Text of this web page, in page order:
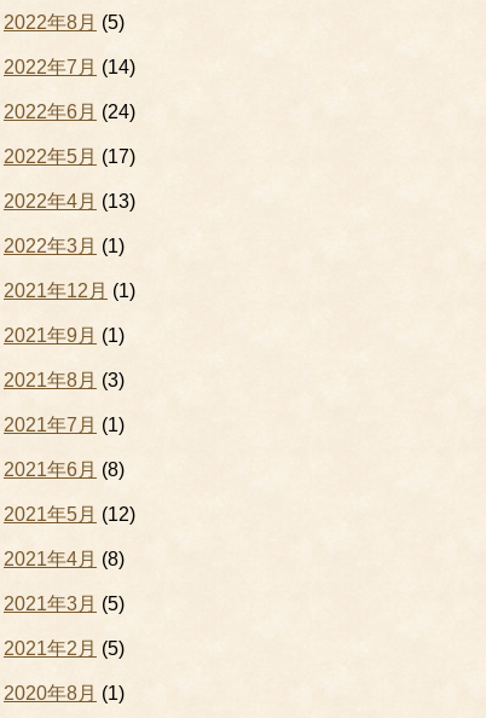
2022年8月 (5)
2022年7月 (14)
2022年6月 (24)
2022年5月 (17)
2022年4月 (13)
2022年3月 (1)
2021年12月 (1)
2021年9月 (1)
2021年8月 (3)
2021年7月 (1)
2021年6月 (8)
2021年5月 (12)
2021年4月 (8)
2021年3月 (5)
2021年2月 (5)
2020年8月 (1)